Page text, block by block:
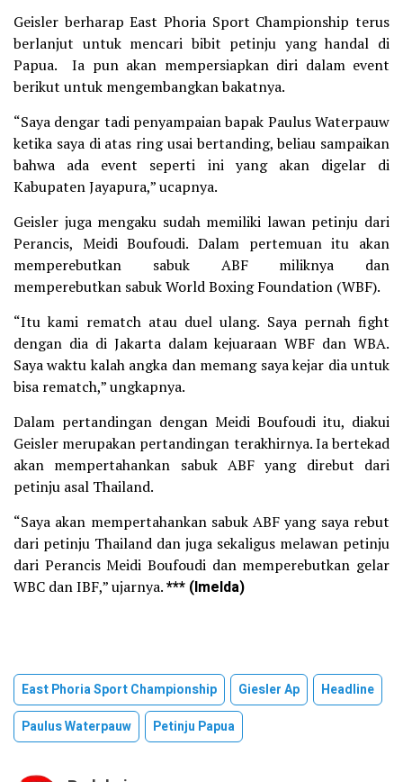
Geisler berharap East Phoria Sport Championship terus
berlanjut untuk mencari bibit petinju yang handal di
Papua. Ia pun akan mempersiapkan diri dalam event
berikut untuk mengembangkan bakatnya.
“Saya dengar tadi penyampaian bapak Paulus Waterpauw
ketika saya di atas ring usai bertanding, beliau sampaikan
bahwa ada event seperti ini yang akan digelar di
Kabupaten Jayapura,” ucapnya.
Geisler juga mengaku sudah memiliki lawan petinju dari
Perancis, Meidi Boufoudi. Dalam pertemuan itu akan
memperebutkan sabuk ABF miliknya dan
memperebutkan sabuk World Boxing Foundation (WBF).
“Itu kami rematch atau duel ulang. Saya pernah fight
dengan dia di Jakarta dalam kejuaraan WBF dan WBA.
Saya waktu kalah angka dan memang saya kejar dia untuk
bisa rematch,” ungkapnya.
Dalam pertandingan dengan Meidi Boufoudi itu, diakui
Geisler merupakan pertandingan terakhirnya. Ia bertekad
akan mempertahankan sabuk ABF yang direbut dari
petinju asal Thailand.
“Saya akan mempertahankan sabuk ABF yang saya rebut
dari petinju Thailand dan juga sekaligus melawan petinju
dari Perancis Meidi Boufoudi dan memperebutkan gelar
WBC dan IBF,” ujarnya.*** (Imelda)
East Phoria Sport Championship Giesler Ap
Headline
Paulus Waterpauw
Petinju Papua